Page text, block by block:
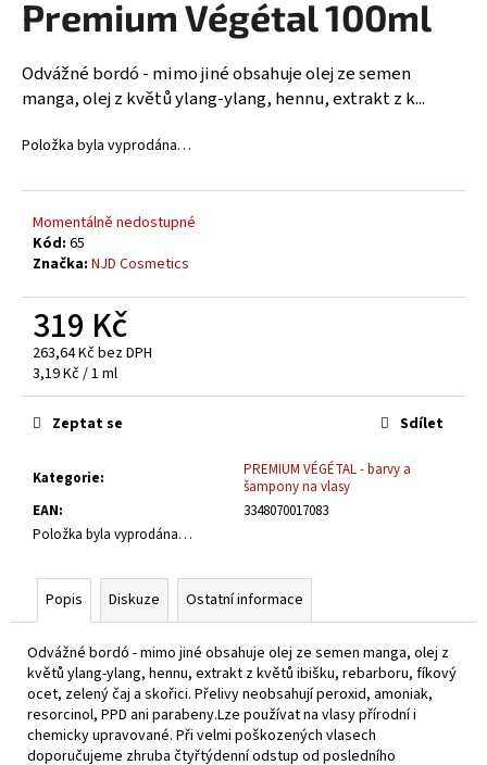
Premium Végétal 100ml
Odvážné bordó - mimo jiné obsahuje olej ze semen
manga, olej z květů ylang-ylang, hennu, extrakt z k...
Položka byla vyprodána…
Momentálně nedostupné
Kód: 65
Značka: NJD Cosmetics
319 Kč
263,64 Kč bez DPH
Měrná
cena:
3,19 Kč / 1 ml
Kategorie:
PREMIUM VÉGÉTAL - barvy a
šampony na vlasy
EAN:
3348070017083
Položka byla vyprodána…
Zeptat se Sdílet
Popis Diskuze Ostatní informace
Odvážné bordó - mimo jiné obsahuje olej ze semen manga, olej z
květů ylang-ylang, hennu, extrakt z květů ibišku, rebarboru, fíkový
ocet, zelený čaj a skořici. Přelivy neobsahují peroxid, amoniak,
resorcinol, PPD ani parabeny.Lze používat na vlasy přírodní i
chemicky upravované. Při velmi poškozených vlasech
doporučujeme zhruba čtyřtýdenní odstup od posledního
a
í
t
?
D
o
p
o
u
u
m
BARVA
NA
VLASY
BORDÓ
PREMIUM